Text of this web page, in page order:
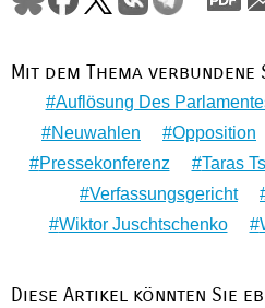
Mit dem Thema
Auflösung Des
Neuwahlen
Opposition
Pressekonferenz
Taras
Verfassungsgericht
Wiktor Juschtschenko
Diese Artikel könnten Sie